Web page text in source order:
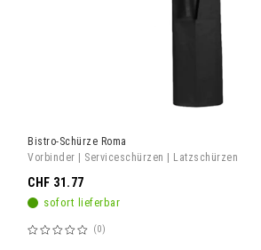
Bistro-Schürze Roma
Vorbinder | Serviceschürzen | Latzschürzen
sofort lieferbar
Bewertung:
0
CHF 31.77